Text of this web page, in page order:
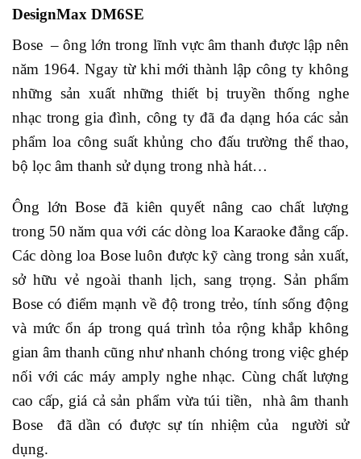
DesignMax DM6SE
Bose – ông lớn trong lĩnh vực âm thanh được lập nên
năm 1964. Ngay từ khi mới thành lập công ty không
những sản xuất những thiết bị truyền thống nghe
nhạc trong gia đình, công ty đã đa dạng hóa các sản
phẩm loa công suất khủng cho đấu trường thể thao,
bộ lọc âm thanh sử dụng trong nhà hát…
Ông lớn Bose đã kiên quyết nâng cao chất lượng
trong 50 năm qua với các dòng loa Karaoke đẳng cấp.
Các dòng loa Bose luôn được kỹ càng trong sản xuất,
sở hữu vẻ ngoài thanh lịch, sang trọng. Sản phẩm
Bose có điểm mạnh về độ trong trẻo, tính sống động
và mức ổn áp trong quá trình tỏa rộng khắp không
gian âm thanh cũng như nhanh chóng trong việc ghép
nối với các máy amply nghe nhạc. Cùng chất lượng
cao cấp, giá cả sản phẩm vừa túi tiền, nhà âm thanh
Bose đã dần có được sự tín nhiệm của người sử
dụng.